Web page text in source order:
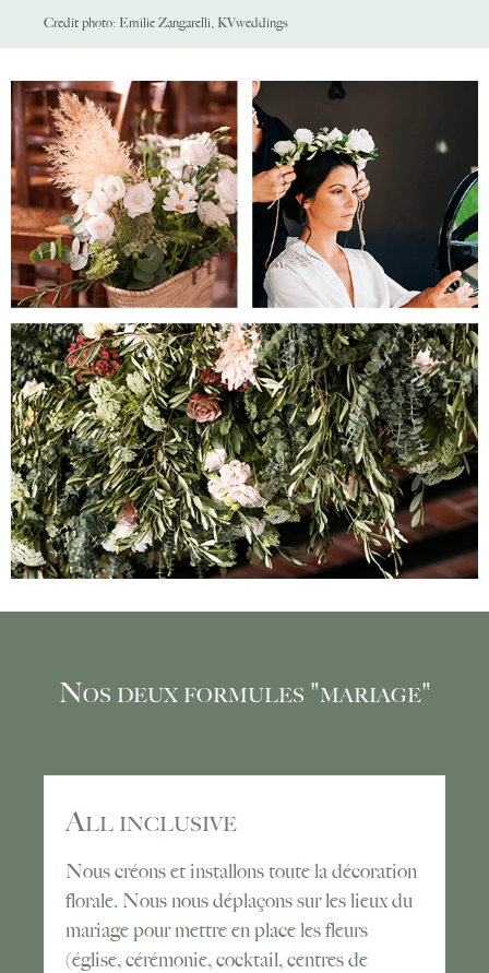
Credit photo: Emilie Zangarelli, KVweddings
Nos deux formules "mariage"
All inclusive
Nous créons et installons toute la décoration
florale. Nous nous déplaçons sur les lieux du
mariage pour mettre en place les fleurs
(église, cérémonie, cocktail, centres de